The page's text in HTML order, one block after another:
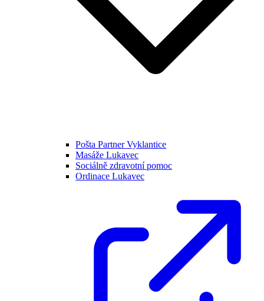
Pošta Partner Vyklantice
Masáže Lukavec
Sociálně zdravotní pomoc
Ordinace Lukavec